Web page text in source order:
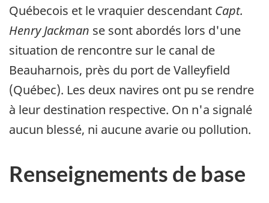
Québecois et le vraquier descendant Capt.
Henry Jackman se sont abordés lors d'une
situation de rencontre sur le canal de
Beauharnois, près du port de Valleyfield
(Québec). Les deux navires ont pu se rendre
à leur destination respective. On n'a signalé
aucun blessé, ni aucune avarie ou pollution.
Renseignements de base